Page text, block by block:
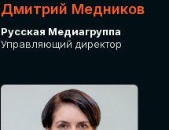
Дмитрий Медников
Русская Медиагруппа
Управляющий директор